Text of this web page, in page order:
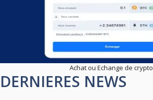
Achat ou Echange de crypto
DERNIERES NEWS